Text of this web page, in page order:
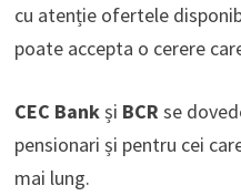
cu atenție ofertele
poate accepta o cerere
CEC Bankși BCR se
pensionari și pentru cei
mai lung.